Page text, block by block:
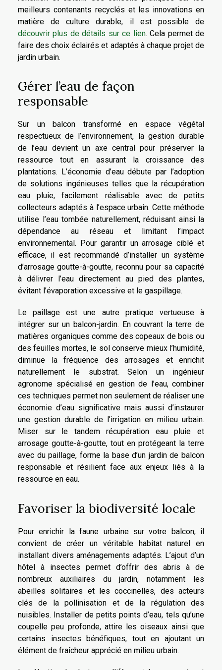
meilleurs contenants recyclés et les innovations en
matière de culture durable, il est possible de
découvrir plus de détails sur ce lien. Cela permet de
faire des choix éclairés et adaptés à chaque projet de
jardin urbain.
Gérer l’eau de façon
responsable
Sur un balcon transformé en espace végétal
respectueux de l’environnement, la gestion durable
de l’eau devient un axe central pour préserver la
ressource tout en assurant la croissance des
plantations. L’économie d’eau débute par l’adoption
de solutions ingénieuses telles que la récupération
eau pluie, facilement réalisable avec de petits
collecteurs adaptés à l’espace urbain. Cette méthode
utilise l’eau tombée naturellement, réduisant ainsi la
dépendance au réseau et limitant l’impact
environnemental. Pour garantir un arrosage ciblé et
efficace, il est recommandé d’installer un système
d’arrosage goutte-à-goutte, reconnu pour sa capacité
à délivrer l’eau directement au pied des plantes,
évitant l’évaporation excessive et le gaspillage.
Le paillage est une autre pratique vertueuse à
intégrer sur un balcon-jardin. En couvrant la terre de
matières organiques comme des copeaux de bois ou
des feuilles mortes, le sol conserve mieux l’humidité,
diminue la fréquence des arrosages et enrichit
naturellement le substrat. Selon un ingénieur
agronome spécialisé en gestion de l’eau, combiner
ces techniques permet non seulement de réaliser une
économie d’eau significative mais aussi d’instaurer
une gestion durable de l’irrigation en milieu urbain.
Miser sur le tandem récupération eau pluie et
arrosage goutte-à-goutte, tout en protégeant la terre
avec du paillage, forme la base d’un jardin de balcon
responsable et résilient face aux enjeux liés à la
ressource en eau.
Favoriser la biodiversité locale
Pour enrichir la faune urbaine sur votre balcon, il
convient de créer un véritable habitat naturel en
installant divers aménagements adaptés. L’ajout d’un
hôtel à insectes permet d’offrir des abris à de
nombreux auxiliaires du jardin, notamment les
abeilles solitaires et les coccinelles, des acteurs
clés de la pollinisation et de la régulation des
nuisibles. Installer de petits points d’eau, tels qu’une
coupelle peu profonde, attire les oiseaux ainsi que
certains insectes bénéfiques, tout en ajoutant un
élément de fraîcheur apprécié en milieu urbain.